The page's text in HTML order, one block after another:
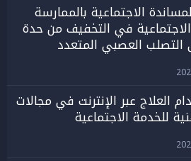
الاجتماعية بالممارسة
في التخفيف من حدة
العصبي المتعدد
العلاج عبر الإنترنت في مجالات
للخدمة الاجتماعية